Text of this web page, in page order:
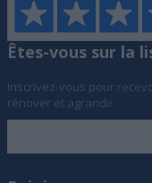
Êtes-vous sur la
Inscrivez-vous pour
rénover et agrandir